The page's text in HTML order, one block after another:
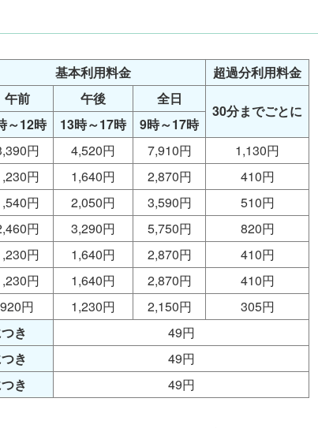
基本利用料金
超過分利用料金
午前
午後 全日
30分までごとに
～12時 13時～17時
9時～17時
円
4,520円 7,910円
1,130円
円
1,640円 2,870円
410円
円
2,050円 3,590円
510円
円
3,290円 5,750円
820円
円
1,640円 2,870円
410円
円
1,640円 2,870円
410円
920円
1,230円 2,150円
305円
き
49円
き
49円
き
49円